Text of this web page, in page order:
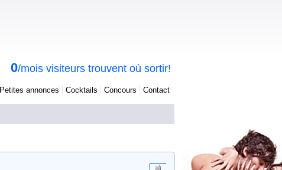
0/mois visiteurs trouvent où sortir!
Petites annonces Cocktails Concours Contact